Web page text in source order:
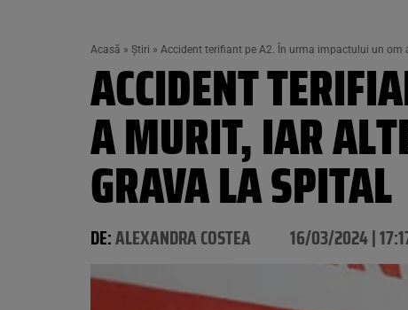
Acasă » Știri » Accident terifiant pe A2. În urma impactului un om
ACCIDENT
A MURIT, IAR
GRAVA LA SPITAL
DE:ALEXANDRA COSTEA 16/03/2024 |